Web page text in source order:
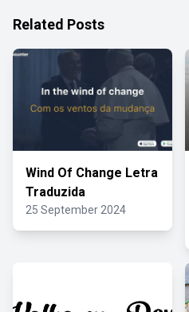
Related Posts
Wind Of Change Letra
Traduzida
25 September 2024